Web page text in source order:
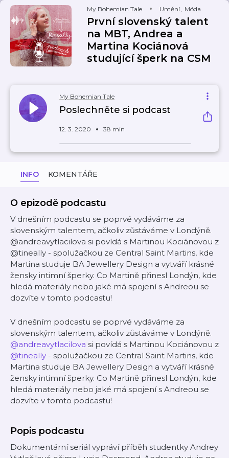
My Bohemian Tale Umění, Móda
První slovenský talent
na MBT, Andrea a
Martina Kociánová
studující šperk na CSM
My Bohemian Tale
Poslechněte si podcast
12. 3. 2020 38 min
INFO KOMENTÁŘE
O epizodě podcastu
V dnešním podcastu se poprvé vydáváme za
slovenským talentem, ačkoliv zůstáváme v Londýně.
@andreavytlacilova si povídá s Martinou Kociánovou z
@tineally - spolužačkou ze Central Saint Martins, kde
Martina studuje BA Jewellery Design a vytváří krásné
žensky intimní šperky. Co Martině přinesl Londýn, kde
hledá materiály nebo jaké má spojení s Andreou se
dozvíte v tomto podcastu!
V dnešním podcastu se poprvé vydáváme za
slovenským talentem, ačkoliv zůstáváme v Londýně.
@andreavytlacilova si povídá s Martinou Kociánovou z
@tineally - spolužačkou ze Central Saint Martins, kde
Martina studuje BA Jewellery Design a vytváří krásné
žensky intimní šperky. Co Martině přinesl Londýn, kde
hledá materiály nebo jaké má spojení s Andreou se
dozvíte v tomto podcastu!
Popis podcastu
Dokumentární seriál vypráví příběh studentky Andrey